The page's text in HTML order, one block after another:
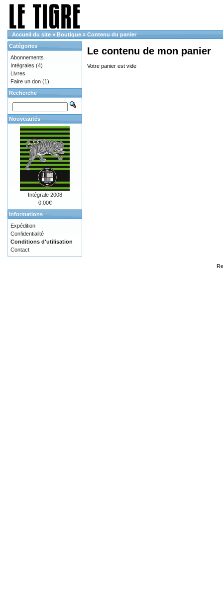
Accueil du site » Boutique » Contenu du panier
Le contenu de mon panier
Votre panier est vide
Catégories
Abonnements
Intégrales (4)
Livres
Faire un don (1)
Recherche
Nouveautés
Intégrale 2008
0,00€
Informations
Expédition
Confidentialité
Conditions d'utilisation
Contact